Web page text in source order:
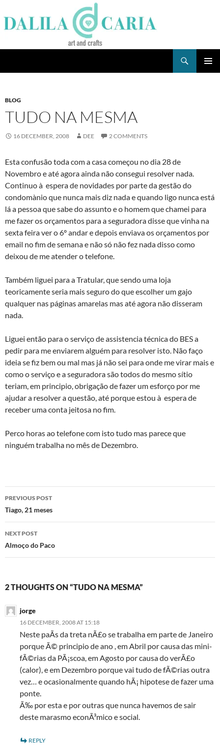
to
content
BLOG
TUDO NA MESMA
16 DECEMBER, 2008 DEE 2 COMMENTS
Esta confusão toda com a casa começou no dia 28 de
Novembro e até agora ainda não consegui resolver nada.
Continuo à espera de novidades por parte da gestão do
condomà­nio que nunca mais diz nada e quando ligo nunca está
lá a pessoa que sabe do assunto e o homem que chamei para
me fazer os orçamentos para a seguradora disse que vinha na
sexta feira ver o 6º andar e depois enviava os orçamentos por
email no fim de semana e não só não fez nada disso como
deixou de me atender o telefone.
Também liguei para a Tratular, que sendo uma loja
teoricamente seria mais seguro do que escolher um gajo
qualquer nas páginas amarelas mas até agora não disseram
nada.
Liguei então para o serviço de assistencia técnica do BES a
pedir para me enviarem alguém para resolver isto. Não faço
ideia se fiz bem ou mal mas já não sei para onde me virar mais e
como o serviço e a seguradora são todos do mesmo sí­tio
teriam, em principio, obrigação de fazer um esforço por me
ajudar a resolver a questão, até porque estou à espera de
receber uma conta jeitosa no fim.
Perco horas ao telefone com isto tudo mas parece que
ninguém trabalha no mês de Dezembro.
Post
navigation
PREVIOUS POST
Tiago, 21 meses
NEXT POST
Almoço do Paco
2 THOUGHTS ON “TUDO NA MESMA”
jorge
16 DECEMBER, 2008 AT 15:18
Neste paÃ­s da treta nÃ£o se trabalha em parte de Janeiro
porque Ã© principio de ano , em Abril por causa das mini-
fÃ©rias da PÃ¡scoa, em Agosto por causa do verÃ£o
(calor), e em Dezembro porque vai tudo de fÃ©rias outra
vez… e ocasionalmente quando hÃ¡ hipotese de fazer uma
ponte.
Ã‰ por esta e por outras que nunca havemos de sair
deste marasmo econÃ³mico e social.
REPLY